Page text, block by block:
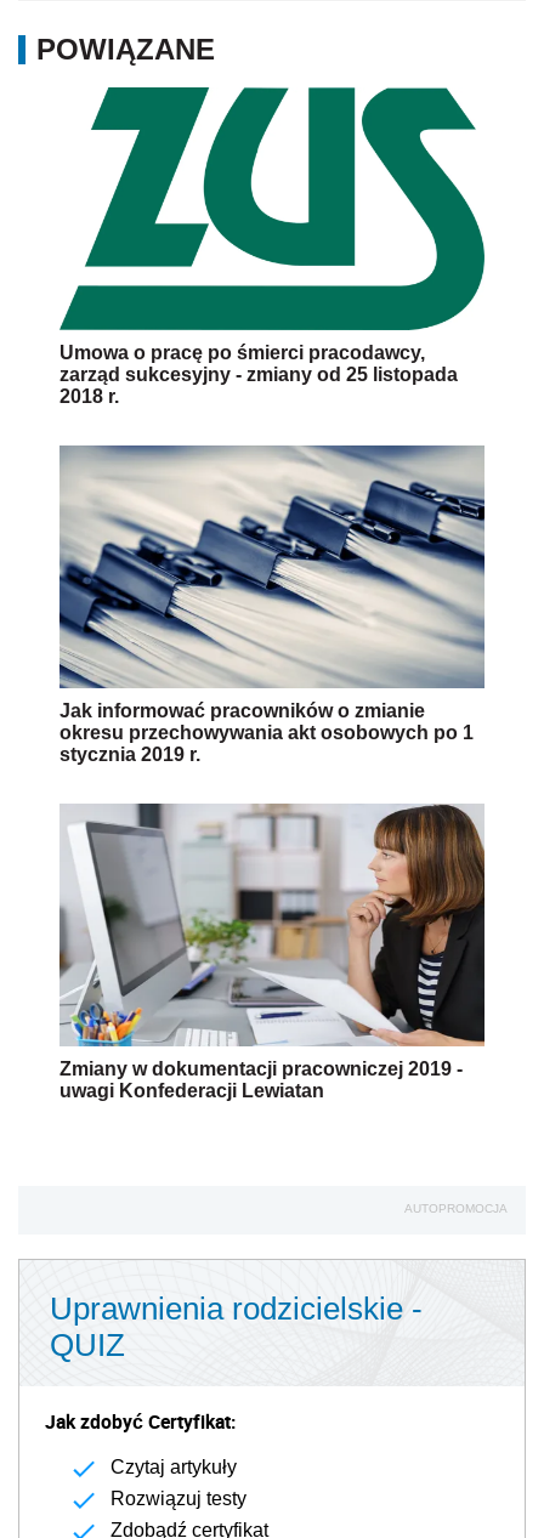
POWIĄZANE
Umowa o pracę po śmierci pracodawcy,
zarząd sukcesyjny - zmiany od 25 listopada
2018 r.
Jak informować pracowników o zmianie
okresu przechowywania akt osobowych po 1
stycznia 2019 r.
Zmiany w dokumentacji pracowniczej 2019 -
uwagi Konfederacji Lewiatan
AUTOPROMOCJA
Uprawnienia rodzicielskie -
QUIZ
Jak zdobyć Certyfikat:
Czytaj artykuły
Rozwiązuj testy
Zdobądź certyfikat